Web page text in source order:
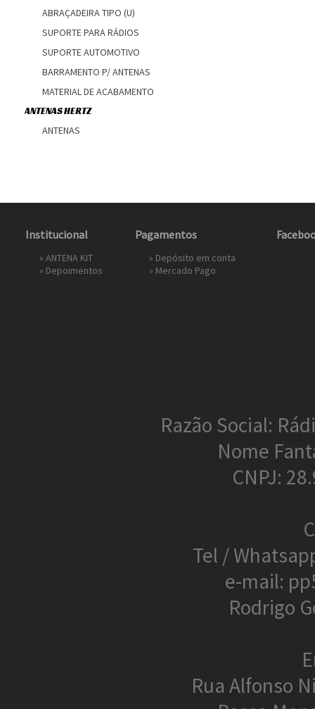
ABRAÇADEIRA TIPO (U)
SUPORTE PARA RÁDIOS
SUPORTE AUTOMOTIVO
BARRAMENTO P/ ANTENAS
MATERIAL DE ACABAMENTO
ANTENAS HERTZ
ANTENAS
Institucional
» ANTENA KIT
» Depoimentos
Pagamentos
» Depósito em conta
» Mercado Pago
Razão Social:
Nome
CNPJ:
Tel /
e-mail:
Rodrigo
Rua Alfonso